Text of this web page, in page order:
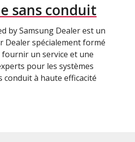
sans conduit
by Samsung Dealer est un
Dealer spécialement formé
fournir un service et une
pour les systèmes
conduit à haute efficacité